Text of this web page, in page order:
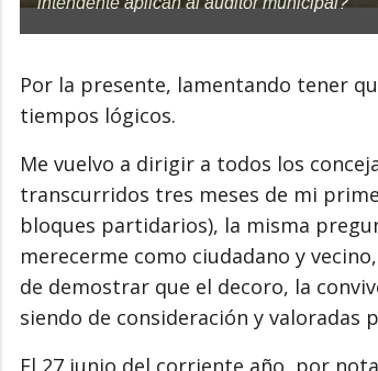
Por la presente, lamentando tener
tiempos lógicos.
Me vuelvo a dirigir a todos los
transcurridos tres meses de mi
bloques partidarios), la misma
merecerme como ciudadano y
de demostrar que el decoro, la
siendo de consideración y
El 27 junio del corriente año, por